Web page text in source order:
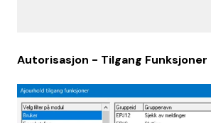
Autorisasjon - Tilgang Funksjoner